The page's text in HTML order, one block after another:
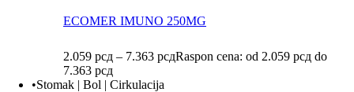
ECOMER IMUNO 250MG
2.059 рсд – 7.363 рсдRaspon cena: od 2.059 рсд do
7.363 рсд
•Stomak | Bol | Cirkulacija